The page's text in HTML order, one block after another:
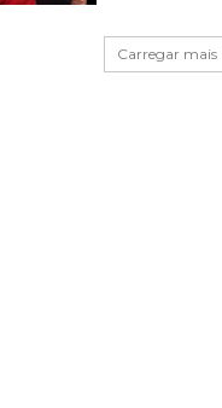
Carregar mais